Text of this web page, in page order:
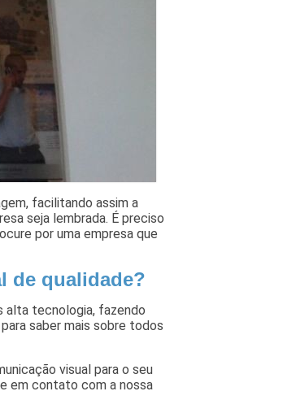
facilitando assim a
seja lembrada. É preciso
por uma empresa que
de qualidade?
alta tecnologia, fazendo
saber mais sobre todos
visual para o seu
em contato com a nossa